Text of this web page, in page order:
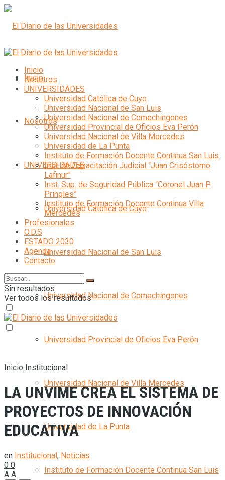
Inicio
Nosotros
UNIVERSIDADES
Universidad Católica de Cuyo
Universidad Nacional de San Luis
Universidad Nacional de Comechingones
Universidad Provincial de Oficios Eva Perón
Universidad Nacional de Villa Mercedes
Universidad de La Punta
Instituto de Formación Docente Continua San Luis
Inicio
Nosotros
UNIVERSIDADES
Universidad Católica de Cuyo
Universidad Nacional de San Luis
Universidad Nacional de Comechingones
Universidad Provincial de Oficios Eva Perón
Universidad Nacional de Villa Mercedes
Universidad de La Punta
Instituto de Formación Docente Continua San Luis
Inst. de Capacitación Judicial “Juan Crisóstomo
Lafinur”
Inst. Sup. de Seguridad Pública “Coronel Juan P.
Pringles”
Instituto de Formación Docente Continua Villa
Mercedes
Profesionales
O.D.S
ESTADO 2030
Agenda
Contacto
Sin resultados
Ver todos los resultados
Inicio Institucional
LA UNVIME CREA EL SISTEMA DE
PROYECTOS DE INNOVACIÓN
EDUCATIVA
en Institucional, Noticias
0 0
A A